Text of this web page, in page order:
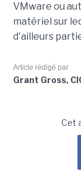
VMware ou
matériel sur
d'ailleurs
Article rédigé par
Grant Gross,
Cet